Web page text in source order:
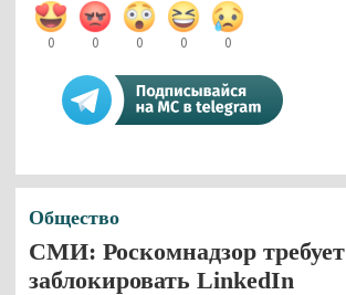
0 0 0 0 0
Общество
СМИ: Роскомнадзор требует
заблокировать LinkedIn